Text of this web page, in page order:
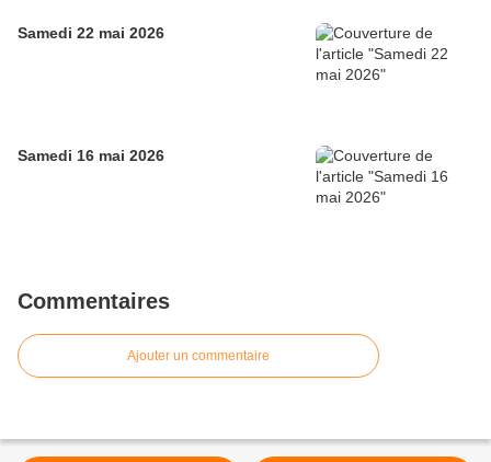
Samedi 22 mai 2026
Samedi 16 mai 2026
Commentaires
Ajouter un commentaire